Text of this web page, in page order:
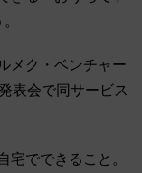
メク・ベンチャー
表会で同サービス
宅でできること。